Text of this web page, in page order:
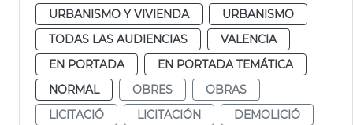
URBANISMO Y VIVIENDA
URBANISMO
TODAS LAS AUDIENCIAS
VALENCIA
EN PORTADA
EN PORTADA TEMÁTICA
NORMAL
OBRES
OBRAS
LICITACIÓ
LICITACIÓN
DEMOLICIÓ